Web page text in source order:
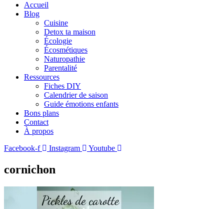
Accueil
Blog
Cuisine
Detox ta maison
Écologie
Écosmétiques
Naturopathie
Parentalité
Ressources
Fiches DIY
Calendrier de saison
Guide émotions enfants
Bons plans
Contact
À propos
Facebook-f
Instagram Youtube
cornichon